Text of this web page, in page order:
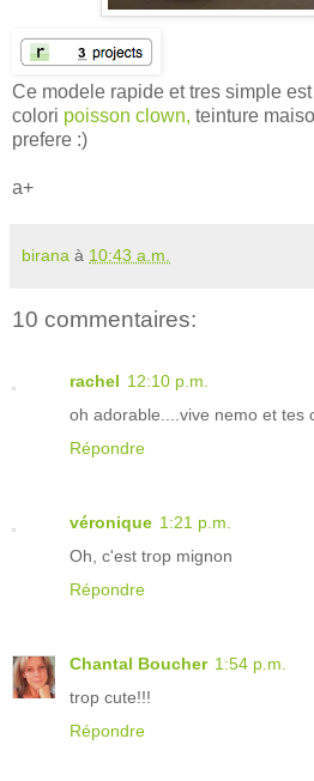
Ce modele rapide et tres simple
colori poisson clown, teinture
prefere :)
a+
birana à 10:43 a.m.
10 commentaires:
rachel 12:10 p.m.
oh adorable....vive nemo et tes
Répondre
véronique 1:21 p.m.
Oh, c'est trop mignon
Répondre
Chantal Boucher 1:54 p.m.
trop cute!!!
Répondre